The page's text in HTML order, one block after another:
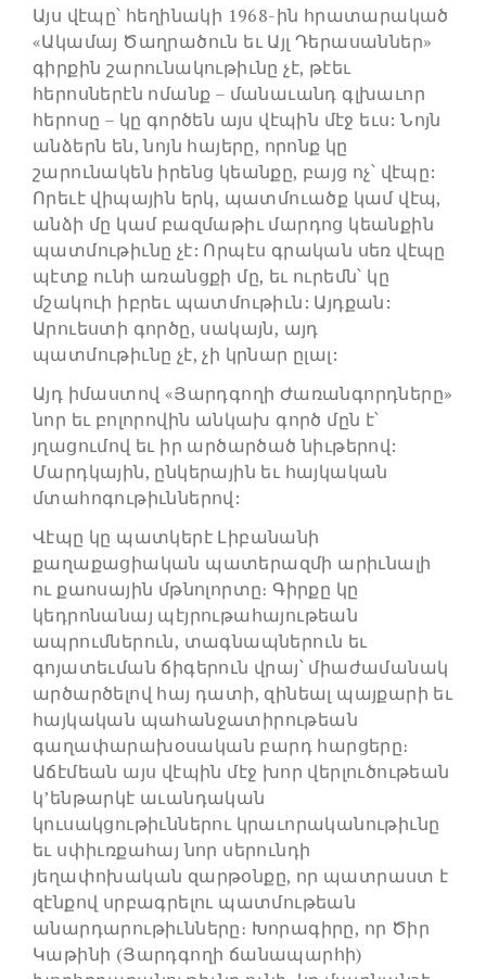
Այս վէպը՝ հեղինակի 1968-ին հրատարակած
«Ակամայ Ծաղրածուն եւ Այլ Դերասաններ»
գիրքին շարունակութիւնը չէ, թէեւ
հերոսներէն ոմանք – մանաւանդ գլխաւոր
հերոսը – կը գործեն այս վէպին մէջ եւս: Նոյն
անձերն են, նոյն հայերը, որոնք կը
շարունակեն իրենց կեանքը, բայց ոչ՝ վէպը:
Որեւէ վիպային երկ, պատմուածք կամ վէպ,
անձի մը կամ բազմաթիւ մարդոց կեանքին
պատմութիւնը չէ: Որպէս գրական սեռ վէպը
պէտք ունի առանցքի մը, եւ ուրեմն՝ կը
մշակուի իբրեւ պատմութիւն: Այդքան:
Արուեստի գործը, սակայն, այդ
պատմութիւնը չէ, չի կրնար ըլալ:
Այդ իմաստով «Յարդգողի Ժառանգորդները»
նոր եւ բոլորովին անկախ գործ մըն է՝
յղացումով եւ իր արծարծած նիւթերով:
Մարդկային, ընկերային եւ հայկական
մտահոգութիւններով:
Վէպը կը պատկերէ Լիբանանի
քաղաքացիական պատերազմի արիւնալի
ու քաոսային մթնոլորտը։ Գիրքը կը
կեդրոնանայ պէյրութահայութեան
ապրումներուն, տագնապներուն եւ
գոյատեւման ճիգերուն վրայ՝ միաժամանակ
արծարծելով հայ դատի, զինեալ պայքարի եւ
հայկական պահանջատիրութեան
գաղափարախօսական բարդ հարցերը։
Աճէմեան այս վէպին մէջ խոր վերլուծութեան
կ’ենթարկէ աւանդական
կուսակցութիւններու կրաւորականութիւնը
եւ սփիւռքահայ նոր սերունդի
յեղափոխական զարթօնքը, որ պատրաստ է
զէնքով սրբագրելու պատմութեան
անարդարութիւնները։ Խորագիրը, որ Ծիր
Կաթինի (Յարդգողի ճանապարհի)